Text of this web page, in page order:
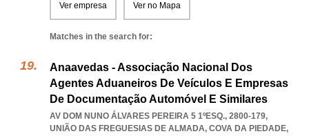
Ver empresa Ver no Mapa
Matches in the search for:
Anaavedas - Associação Nacional Dos
Agentes Aduaneiros De Veículos E Empresas
De Documentação Automóvel E Similares
AV DOM NUNO ÁLVARES PEREIRA 5 1ºESQ., 2800-179,
UNIÃO DAS FREGUESIAS DE ALMADA, COVA DA PIEDADE,